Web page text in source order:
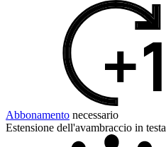
Abbonamento necessario
Estensione dell'avambraccio in testa